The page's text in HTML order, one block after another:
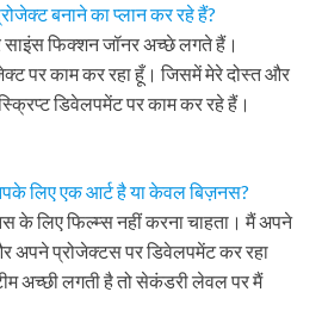
बनाने का प्लान कर रहे हैं?
साइंस फिक्शन जॉनर अच्छे लगते हैं।
पर काम कर रहा हूँ। जिसमें मेरे दोस्त और
डिवेलपमेंट पर काम कर रहे हैं।
लिए एक आर्ट है या केवल बिज़नस?
के लिए फिल्म्स नहीं करना चाहता। मैं अपने
अपने प्रोजेक्टस पर डिवेलपमेंट कर रहा
अच्छी लगती है तो सेकंडरी लेवल पर मैं